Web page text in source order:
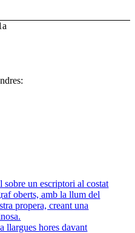
llargues hores davant